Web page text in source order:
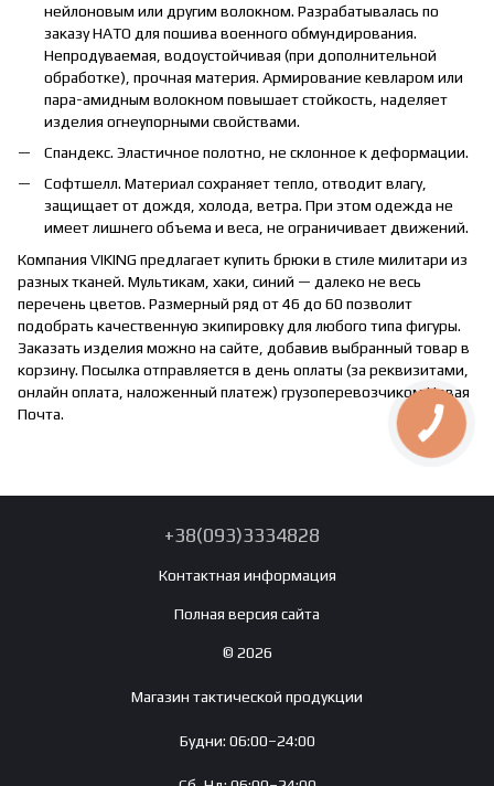
нейлоновым или другим волокном. Разрабатывалась по
заказу НАТО для пошива военного обмундирования.
Непродуваемая, водоустойчивая (при дополнительной
обработке), прочная материя. Армирование кевларом или
пара-амидным волокном повышает стойкость, наделяет
изделия огнеупорными свойствами.
Спандекс. Эластичное полотно, не склонное к деформации.
Софтшелл. Материал сохраняет тепло, отводит влагу,
защищает от дождя, холода, ветра. При этом одежда не
имеет лишнего объема и веса, не ограничивает движений.
Компания VIKING предлагает купить брюки в стиле милитари из
разных тканей. Мультикам, хаки, синий — далеко не весь
перечень цветов. Размерный ряд от 46 до 60 позволит
подобрать качественную экипировку для любого типа фигуры.
Заказать изделия можно на сайте, добавив выбранный товар в
корзину. Посылка отправляется в день оплаты (за реквизитами,
онлайн оплата, наложенный платеж) грузоперевозчиком Новая
Почта.
+38(093)3334828
Контактная информация
Полная версия сайта
© 2026
Магазин тактической продукции
Будни: 06:00–24:00